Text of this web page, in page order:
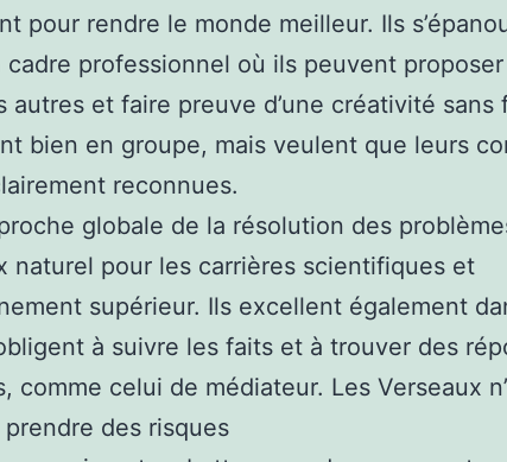
pour rendre le monde meilleur. Ils
cadre professionnel où ils peuvent
autres et faire preuve d’une créativité sans
bien en groupe, mais veulent que leurs
reconnues.
globale de la résolution des
naturel pour les carrières scientifiques et
supérieur. Ils excellent également
à suivre les faits et à trouver des
comme celui de médiateur. Les Verseaux
des risques